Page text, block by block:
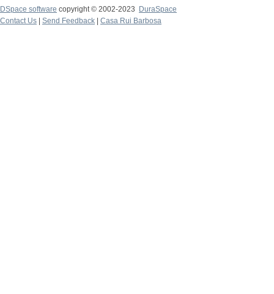
DSpace software copyright © 2002-2023
DuraSpace
Contact Us
Send Feedback Casa Rui Barbosa